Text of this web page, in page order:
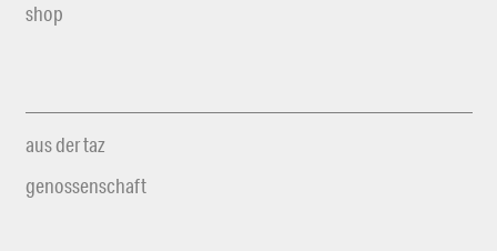
shop
aus der taz
genossenschaft